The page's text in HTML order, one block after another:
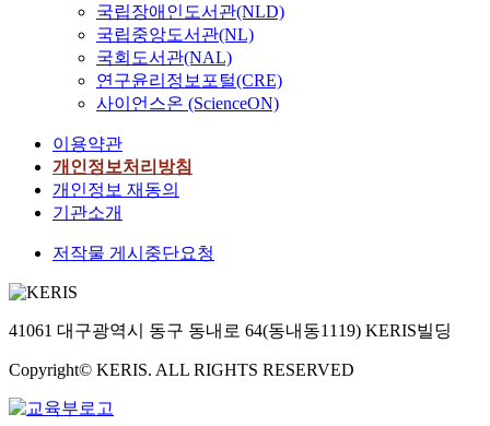
국립장애인도서관(NLD)
국립중앙도서관(NL)
국회도서관(NAL)
연구윤리정보포털(CRE)
사이언스온 (ScienceON)
이용약관
개인정보처리방침
개인정보 재동의
기관소개
저작물 게시중단요청
41061 대구광역시 동구 동내로 64(동내동1119) KERIS빌딩
Copyright© KERIS. ALL RIGHTS RESERVED